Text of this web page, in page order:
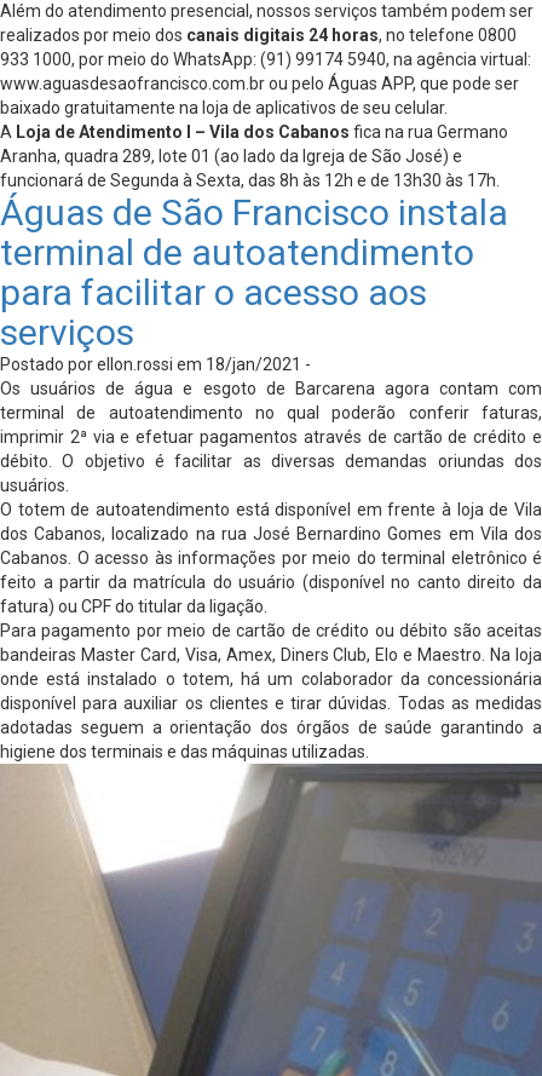
Além do atendimento presencial, nossos serviços também podem ser
realizados por meio dos canais digitais 24 horas, no telefone 0800
933 1000, por meio do WhatsApp: (91) 99174 5940, na agência virtual:
www.aguasdesaofrancisco.com.br ou pelo Águas APP, que pode ser
baixado gratuitamente na loja de aplicativos de seu celular.
A Loja de Atendimento I – Vila dos Cabanos fica na rua Germano
Aranha, quadra 289, lote 01 (ao lado da Igreja de São José) e
funcionará de Segunda à Sexta, das 8h às 12h e de 13h30 às 17h.
Águas de São Francisco instala
terminal de autoatendimento
para facilitar o acesso aos
serviços
Postado por ellon.rossi em 18/jan/2021 -
Os usuários de água e esgoto de Barcarena agora contam com
terminal de autoatendimento no qual poderão conferir faturas,
imprimir 2ª via e efetuar pagamentos através de cartão de crédito e
débito. O objetivo é facilitar as diversas demandas oriundas dos
usuários.
O totem de autoatendimento está disponível em frente à loja de Vila
dos Cabanos, localizado na rua José Bernardino Gomes em Vila dos
Cabanos. O acesso às informações por meio do terminal eletrônico é
feito a partir da matrícula do usuário (disponível no canto direito da
fatura) ou CPF do titular da ligação.
Para pagamento por meio de cartão de crédito ou débito são aceitas
bandeiras Master Card, Visa, Amex, Diners Club, Elo e Maestro. Na loja
onde está instalado o totem, há um colaborador da concessionária
disponível para auxiliar os clientes e tirar dúvidas. Todas as medidas
adotadas seguem a orientação dos órgãos de saúde garantindo a
higiene dos terminais e das máquinas utilizadas.